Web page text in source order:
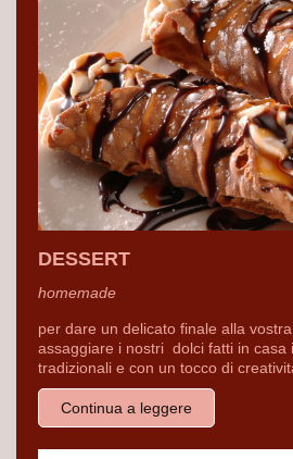
DESSERT
homemade
per dare un delicato finale alla
assaggiare i nostri dolci fatti in casa
tradizionali e con un tocco di
Continua a leggere